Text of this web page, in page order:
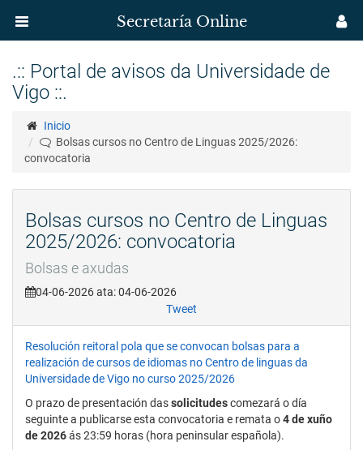
contido
principal
Secretaría Online
Secretaría
Uvigo
.:: Portal de avisos da Universidade de
Vigo ::.
Inicio
Bolsas cursos no Centro de Linguas 2025/2026:
convocatoria
Bolsas cursos no Centro de Linguas
2025/2026: convocatoria
Bolsas e axudas
04-06-2026 ata: 04-06-2026
Tweet
Resolución reitoral pola que se convocan bolsas para a
realización de cursos de idiomas no Centro de linguas da
Universidade de Vigo no curso 2025/2026
O prazo de presentación dassolicitudescomezará o día
seguinte a publicarse esta convocatoria e remata o4 de xuño
de 2026ás 23:59 horas (hora peninsular española).